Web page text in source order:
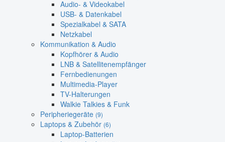
Audio- & Videokabel
USB- & Datenkabel
Spezialkabel & SATA
Netzkabel
Kommunikation & Audio
Kopfhörer & Audio
LNB & Satellitenempfänger
Fernbedienungen
Multimedia-Player
TV-Halterungen
Walkie Talkies & Funk
Peripheriegeräte (9)
Laptops & Zubehör (6)
Laptop-Batterien